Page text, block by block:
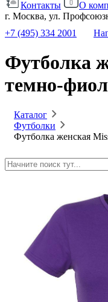
Контакты
О
г. Москва, ул.
+7 (495) 334 2001
Футболка
темно-
Каталог
Футболки
Футболка женская